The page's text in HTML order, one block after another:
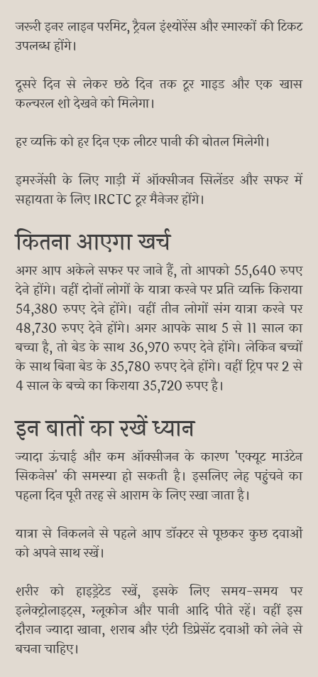
जरूरी इनर लाइन परमिट, ट्रैवल इंश्योरेंस और स्मारकों की टिकट
उपलब्ध होंगे।
दूसरे दिन से लेकर छठे दिन तक टूर गाइड और एक खास
कल्चरल शो देखने को मिलेगा।
हर व्यक्ति को हर दिन एक लीटर पानी की बोतल मिलेगी।
इमरजेंसी के लिए गाड़ी में ऑक्सीजन सिलेंडर और सफर में
सहायता के लिए IRCTC टूर मैनेजर होंगे।
कितना आएगा खर्च
अगर आप अकेले सफर पर जाने हैं, तो आपको 55,640 रुपए
देने होंगे। वहीं दोनों लोगों के यात्रा करने पर प्रति व्यक्ति किराया
54,380 रुपए देने होंगे। वहीं तीन लोगों संग यात्रा करने पर
48,730 रुपए देने होंगे। अगर आपके साथ 5 से 11 साल का
बच्चा है, तो बेड के साथ 36,970 रुपए देने होंगे। लेकिन बच्चों
के साथ बिना बेड के 35,780 रुपए देने होंगे। वहीं ट्रिप पर 2 से
4 साल के बच्चे का किराया 35,720 रुपए है।
इन बातों का रखें ध्यान
ज्यादा ऊंचाई और कम ऑक्सीजन के कारण 'एक्यूट माउंटेन
सिकनेस' की समस्या हो सकती है। इसलिए लेह पहुंचने का
पहला दिन पूरी तरह से आराम के लिए रखा जाता है।
यात्रा से निकलने से पहले आप डॉक्टर से पूछकर कुछ दवाओं
को अपने साथ रखें।
शरीर को हाइड्रेटेड रखें, इसके लिए समय-समय पर
इलेक्ट्रोलाइट्स, ग्लूकोज और पानी आदि पीते रहें। वहीं इस
दौरान ज्यादा खाना, शराब और एंटी डिप्रेसेंट दवाओं को लेने से
बचना चाहिए।